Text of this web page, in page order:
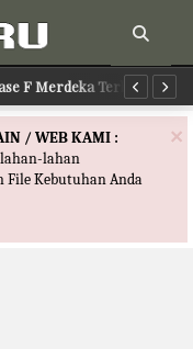
F Merdeka Terbaru
×
/ WEB KAMI :
lahan
File Kebutuhan Anda